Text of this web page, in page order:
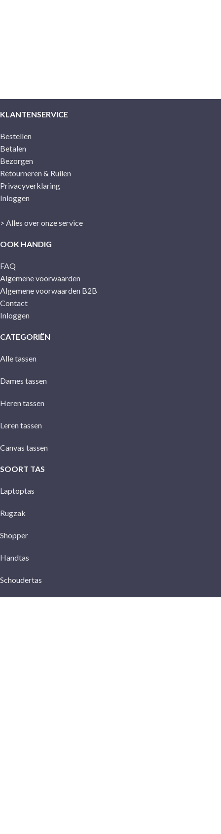
KLANTENSERVICE
Bestellen
Betalen
Bezorgen
Retourneren & Ruilen
Privacyverklaring
Inloggen
> Alles over onze service
OOK HANDIG
FAQ
Algemene voorwaarden
Algemene voorwaarden B2B
Contact
Inloggen
CATEGORIËN
Alle tassen
Dames tassen
Heren tassen
Leren tassen
Canvas tassen
SOORT TAS
Laptoptas
Rugzak
Shopper
Handtas
Schoudertas